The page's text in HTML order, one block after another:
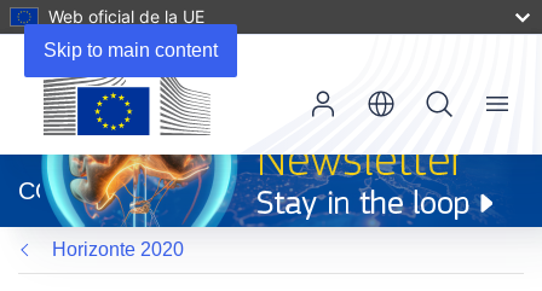
Skip to main content
Web oficial de la UE
abrirá
en
una
nueva
ventana)
CORDIS
Menu
Horizonte 2020